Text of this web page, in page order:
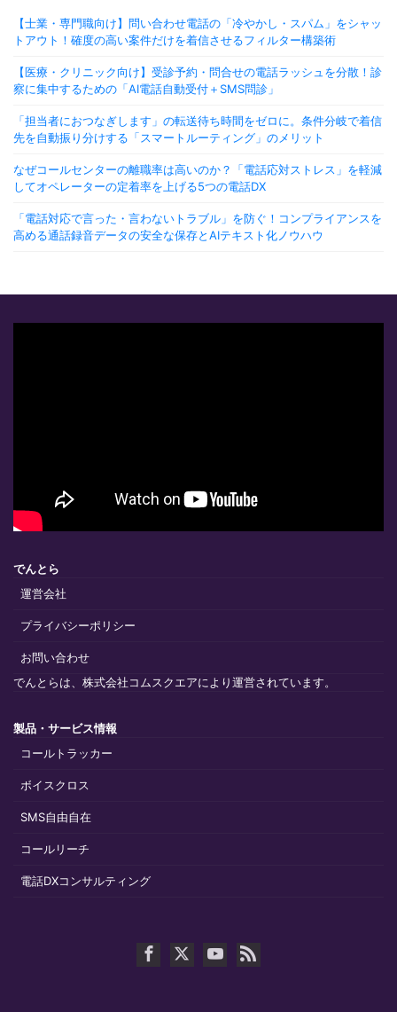
【士業・専門職向け】問い合わせ電話の「冷やかし・スパム」をシャッ
トアウト！確度の高い案件だけを着信させるフィルター構築術
【医療・クリニック向け】受診予約・問合せの電話ラッシュを分散！診
察に集中するための「AI電話自動受付＋SMS問診」
「担当者におつなぎします」の転送待ち時間をゼロに。条件分岐で着信
先を自動振り分けする「スマートルーティング」のメリット
なぜコールセンターの離職率は高いのか？「電話応対ストレス」を軽減
してオペレーターの定着率を上げる5つの電話DX
「電話対応で言った・言わないトラブル」を防ぐ！コンプライアンスを
高める通話録音データの安全な保存とAIテキスト化ノウハウ
でんとら
運営会社
プライバシーポリシー
お問い合わせ
でんとらは、株式会社コムスクエアにより運営されています。
製品・サービス情報
コールトラッカー
ボイスクロス
SMS自由自在
コールリーチ
電話DXコンサルティング